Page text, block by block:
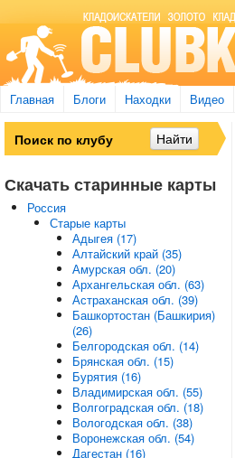
Главная Блоги Находки Видео
Скачать старинные карты
Россия
Старые карты
Адыгея (17)
Алтайский край (35)
Амурская обл. (20)
Архангельская обл. (63)
Астраханская обл. (39)
Башкортостан (Башкирия)
(26)
Белгородская обл. (14)
Брянская обл. (15)
Бурятия (16)
Владимирская обл. (55)
Волгоградская обл. (18)
Вологодская обл. (38)
Воронежская обл. (54)
Дагестан (16)